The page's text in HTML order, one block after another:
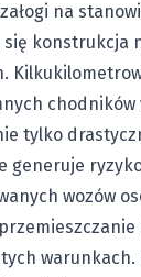
na
konstrukcja
chodników
tylko
generuje
wozów